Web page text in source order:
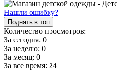
Нашли ошибку?
Поднять в топ
Количество просмотров:
За сегодня: 0
За неделю: 0
За месяц: 0
За все время: 24